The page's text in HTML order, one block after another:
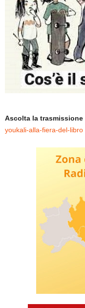
Ascolta la trasmissione
youkali-alla-fiera-del-libro